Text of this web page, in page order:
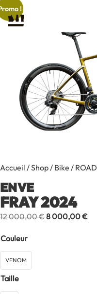
Contact
!
Accueil /Shop / Bike / ROAD
ENVE
FRAY 2024
12 000,00€Le
8 000,00€Le
Couleur
VENOM
Taille